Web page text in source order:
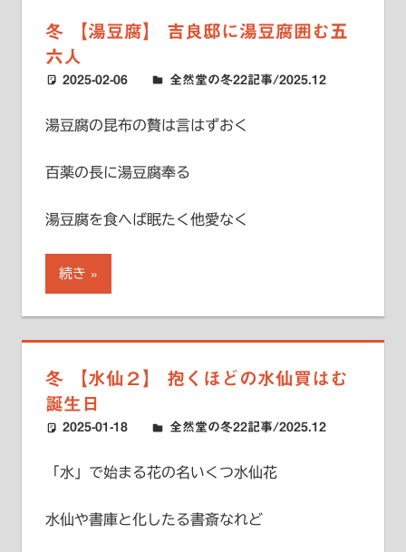
冬 【湯豆腐】 吉良邸に湯豆腐囲む五
六人
2025-02-06 ハードエッジ
全然堂の冬22記事/2025.12
湯豆腐の昆布の贅は言はずおく
百薬の長に湯豆腐奉る
湯豆腐を食へば眠たく他愛なく
続き
冬 【水仙２】 抱くほどの水仙買はむ
誕生日
2025-01-18 ハードエッジ
全然堂の冬22記事/2025.12
「水」で始まる花の名いくつ水仙花
水仙や書庫と化したる書斎なれど